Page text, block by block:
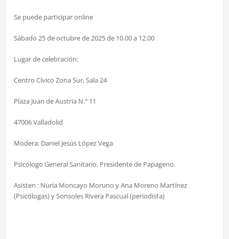
Se puede participar online
Sábado 25 de octubre de 2025 de 10.00 a 12.00
Lugar de celebración:
Centro Cívico Zona Sur, Sala 24
Plaza Juan de Austria N.º 11
47006 Valladolid
Modera: Daniel Jesús López Vega
Psicólogo General Sanitario. Presidente de Papageno.
Asisten : Nuria Moncayo Moruno y Ana Moreno Martínez
(Psicólogas) y Sonsoles Rivera Pascual (periodista)